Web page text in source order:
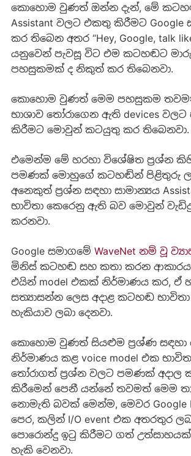
කොහොම වුණත් ඔන්න දැන්, මේ කටහඬ
Assistant වලට එකතු කිරීමට
කර තිබෙන අතර “Hey, Google, talk
යනුවෙන් පැවසූ විට එම කටහඬට
පහසුකමක් ද නිකුත් කර තිබෙනවා.
කොහොම වුණත් මෙම පහසුකම තවමත්
භාශාව තෝරාගෙන ඇති devices
කිරීමට මොවුන් කටයුතු කර තිබෙනවා.
එමෙන්ම මේ හරහා විශේෂිත ප්‍රශ්න
පමණක් මොහුගේ කටහඬින් පිළිතුරු
අනෙකුත් ප්‍රශ්න සඳහා සාමාන්‍යය
භාවිතා කෙරෙනු ඇති බව මොවුන්
කරනවා.
Google සමාගමේ WaveNet නම් වූ
මිනිස් කටහඬ සහ කතා කරන
එයින් model එකක් නිර්මාණය කර, ඒ
සත්‍යාසන්න ලෙස අදාළ කටහඬ
හැකියාව ලබා දෙනවා.
කොහොම වුණත් සියළුම ප්‍රශ්ණ සඳහා
නිර්මාණය කළ voice model එක
තෝරාගත් ප්‍රශ්න වලට පමණක් ‍අදාල
කිරීමෙන් පෙනී යන්නේ තවමත් මෙම
නොමැති බවක් මෙන්ම, මෙවර Google
පෙර, කලින් I/O event එක අතරතුර
පොරොන්දු ඉටු කිරීමට ගත් උත්සාහයක්
හැකි වෙනවා.